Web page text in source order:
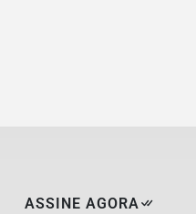
ASSINE AGORA